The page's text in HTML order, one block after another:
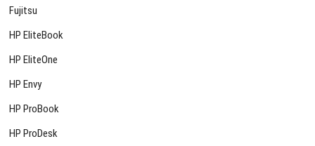
Fujitsu
HP EliteBook
HP EliteOne
HP Envy
HP ProBook
HP ProDesk